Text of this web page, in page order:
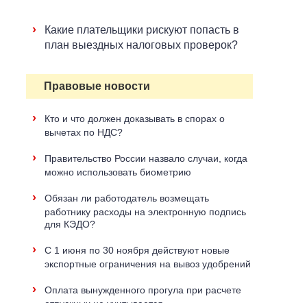
›
Какие плательщики рискуют попасть в
план выездных налоговых проверок?
Правовые новости
›
Кто и что должен доказывать в спорах о
вычетах по НДС?
›
Правительство России назвало случаи, когда
можно использовать биометрию
›
Обязан ли работодатель возмещать
работнику расходы на электронную подпись
для КЭДО?
›
С 1 июня по 30 ноября действуют новые
экспортные ограничения на вывоз удобрений
›
Оплата вынужденного прогула при расчете